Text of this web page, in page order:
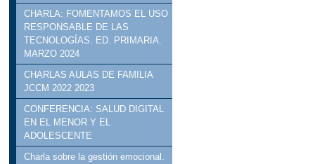
CHARLA: FOMENTAMOS EL USO
RESPONSABLE DE LAS
TECNOLOGÍAS. ED. PRIMARIA.
MARZO 2024
CHARLAS AULAS DE FAMILIA
JCCM 2022 2023
CONFERENCIA: SALUD DIGITAL
EN EL MENOR Y EL
ADOLESCENTE
Charla sobre la gestión emocional.